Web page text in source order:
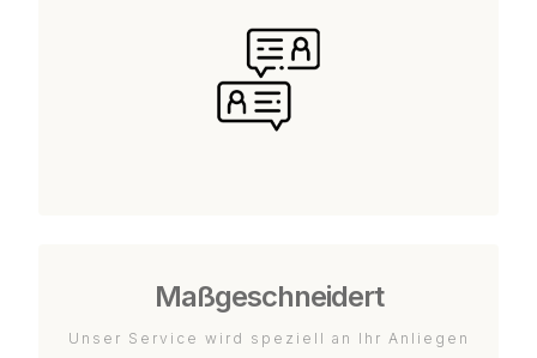
Maßgeschneidert
Unser Service wird speziell an Ihr Anliegen